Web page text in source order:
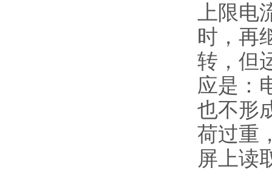
上限
时，再
转，但
应是：
也不形
荷过重
屏上读